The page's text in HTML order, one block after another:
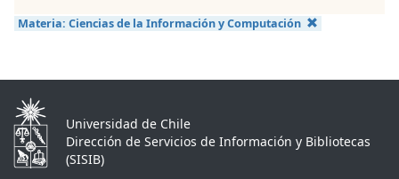
Materia: Ciencias de la Información y Computación
Universidad de Chile
Dirección de Servicios de Información y Bibliotecas
(SISIB)